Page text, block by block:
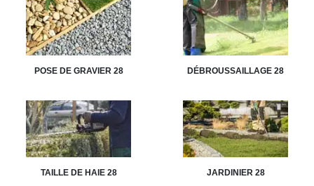
POSE DE GRAVIER 28 DÉBROUSSAILLAGE 28
TAILLE DE HAIE 28 JARDINIER 28